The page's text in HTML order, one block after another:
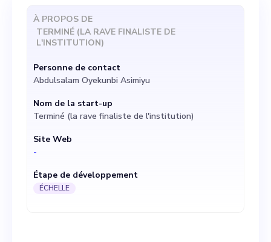
réalisations des finalistes
universitaires. Notre objectif
est d'organiser des
expériences et des
événements personnalisés
qui rendront la fin du
parcours universitaire
mémorable en encourageant
les confections et en
À PROPOS DE
TERMINÉ (LA RAVE FINALISTE DE
L'INSTITUTION)
Personne de contact
Abdulsalam Oyekunbi Asimiyu
Nom de la start-up
Terminé (la rave finaliste de l'institution)
Site Web
-
Étape de développement
ÉCHELLE